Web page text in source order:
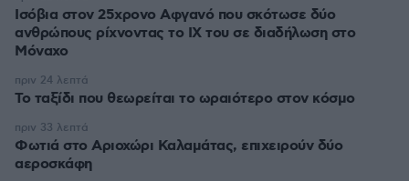
Ισόβια στον 25χρονο Αφγανό που σκότωσε δύο
ανθρώπους ρίχνοντας το ΙΧ του σε διαδήλωση στο
Μόναχο
Το ταξίδι που θεωρείται το ωραιότερο στον κόσμο
πριν 24 λεπτά
Φωτιά στο Αριοχώρι Καλαμάτας, επιχειρούν δύο
αεροσκάφη
πριν 33 λεπτά